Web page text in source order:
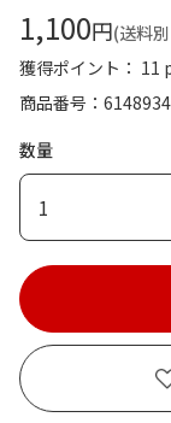
1,100円(送料
獲得ポイント： 11
商品番号
数量
1